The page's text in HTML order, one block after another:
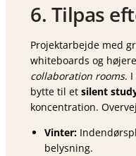
6. Tilpas
Projektarbejde med
whiteboards og
collaboration rooms. I
bytte til et silent
koncentration.
Vinter:
belysning.